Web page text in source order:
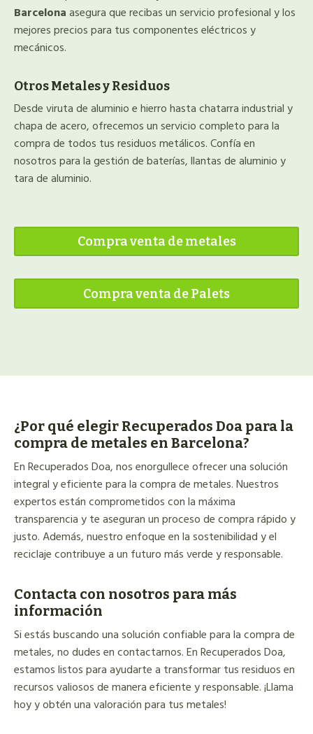
Barcelonaasegura que recibas un servicio profesional y los
mejores precios para tus componentes eléctricos y
mecánicos.
Otros Metales y Residuos
Desde viruta de aluminio e hierro hasta chatarra industrial y
chapa de acero, ofrecemos un servicio completo para la
compra de todos tus residuos metálicos. Confía en
nosotros para la gestión de baterías, llantas de aluminio y
tara de aluminio.
Compra venta de metales
Compra venta de Palets
¿Por qué elegir Recuperados Doa para la
compra de metales en Barcelona?
En Recuperados Doa, nos enorgullece ofrecer una solución
integral y eficiente para la compra de metales. Nuestros
expertos están comprometidos con la máxima
transparencia y te aseguran un proceso de compra rápido y
justo. Además, nuestro enfoque en la sostenibilidad y el
reciclaje contribuye a un futuro más verde y responsable.
Contacta con nosotros para más
información
Si estás buscando una solución confiable para la compra de
metales, no dudes en contactarnos. En Recuperados Doa,
estamos listos para ayudarte a transformar tus residuos en
recursos valiosos de manera eficiente y responsable. ¡Llama
hoy y obtén una valoración para tus metales!